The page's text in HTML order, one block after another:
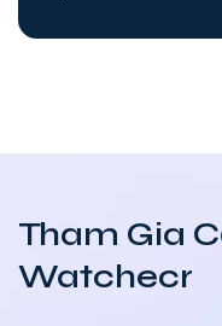
Tham Gia
Watchecr